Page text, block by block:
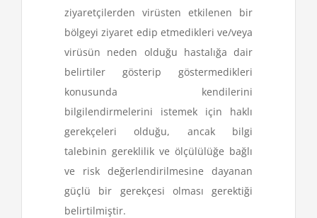
ziyaretçilerden virüsten etkilenen bir
bölgeyi ziyaret edip etmedikleri ve/veya
virüsün neden olduğu hastalığa dair
belirtiler gösterip göstermedikleri
konusunda kendilerini
bilgilendirmelerini istemek için haklı
gerekçeleri olduğu, ancak bilgi
talebinin gereklilik ve ölçülülüğe bağlı
ve risk değerlendirilmesine dayanan
güçlü bir gerekçesi olması gerektiği
belirtilmiştir.